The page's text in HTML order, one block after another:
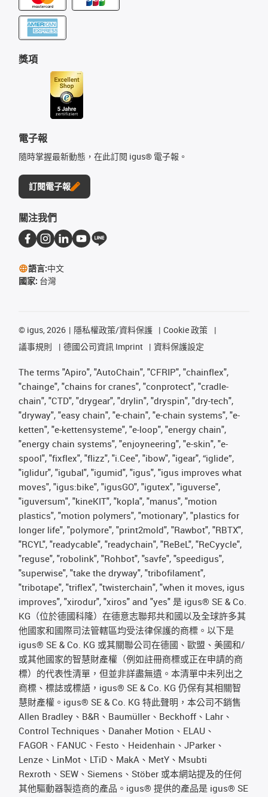
獎項
電子報
隨時掌握最新動態，在此訂閱 igus® 電子報。
訂閱電子報
關注我們
語言:中文
國家: 台灣
© igus, 2026 隱私權政策/資料保護
Cookie 政策
議事規則
德國公司資訊 Imprint 資料保護設定
The terms "Apiro", "AutoChain", "CFRIP", "chainflex",
"chainge", "chains for cranes", "conprotect", "cradle-
chain", "CTD", "drygear", "drylin", "dryspin", "dry-tech",
"dryway", "easy chain", "e-chain", "e-chain systems", "e-
ketten", "e-kettensysteme", "e-loop", "energy chain",
"energy chain systems", "enjoyneering", "e-skin", "e-
spool", "fixflex", "flizz", "i.Cee", "ibow", "igear", “iglide”,
"iglidur", "igubal", "igumid", "igus", "igus improves what
moves", "igus:bike", "igusGO", "igutex", "iguverse",
"iguversum", "kineKIT", "kopla", "manus", "motion
plastics", "motion polymers", "motionary", "plastics for
longer life", "polymore", "print2mold", "Rawbot", "RBTX",
"RCYL", "readycable", "readychain", "ReBeL", "ReCyycle",
"reguse", "robolink", "Rohbot", "savfe", "speedigus",
"superwise", "take the dryway", "tribofilament",
"tribotape", "triflex", "twisterchain", "when it moves, igus
improves", "xirodur", "xiros" and "yes" 是 igus® SE & Co.
KG（位於德國科隆）在德意志聯邦共和國以及全球許多其
他國家和國際司法管轄區均受法律保護的商標。以下是
igus® SE & Co. KG 或其關聯公司在德國、歐盟、美國和/
或其他國家的智慧財產權（例如註冊商標或正在申請的商
標）的代表性清單，但並非詳盡無遺。本清單中未列出之
商標、標誌或標語，igus® SE & Co. KG 仍保有其相關智
慧財產權。igus® SE & Co. KG 特此聲明，本公司不銷售
Allen Bradley、B&R、Baumüller、Beckhoff、Lahr、
Control Techniques、Danaher Motion、ELAU、
FAGOR、FANUC、Festo、Heidenhain、JParker、
Lenze、LinMot、LTiD、MakA、MetY、Msubti
Rexroth、SEW、Siemens、Stöber 或本網站提及的任何
其他驅動器製造商的產品。igus® 提供的產品是 igus® SE